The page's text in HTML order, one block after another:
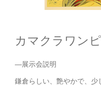
カマクラワン
—展示会説明
鎌倉らしい、艶やかで、少